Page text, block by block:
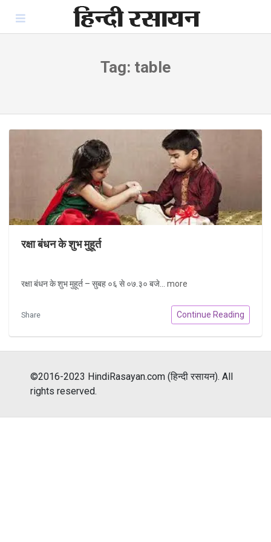
content
Tag: table
रक्षा बंधन के शुभ मुहूर्त
रक्षा बंधन के शुभ मुहूर्त – सुबह ०६ से ०७.३० बजे... more
Share Continue Reading
©2016-2023 HindiRasayan.com (हिन्दी रसायन). All
rights reserved.